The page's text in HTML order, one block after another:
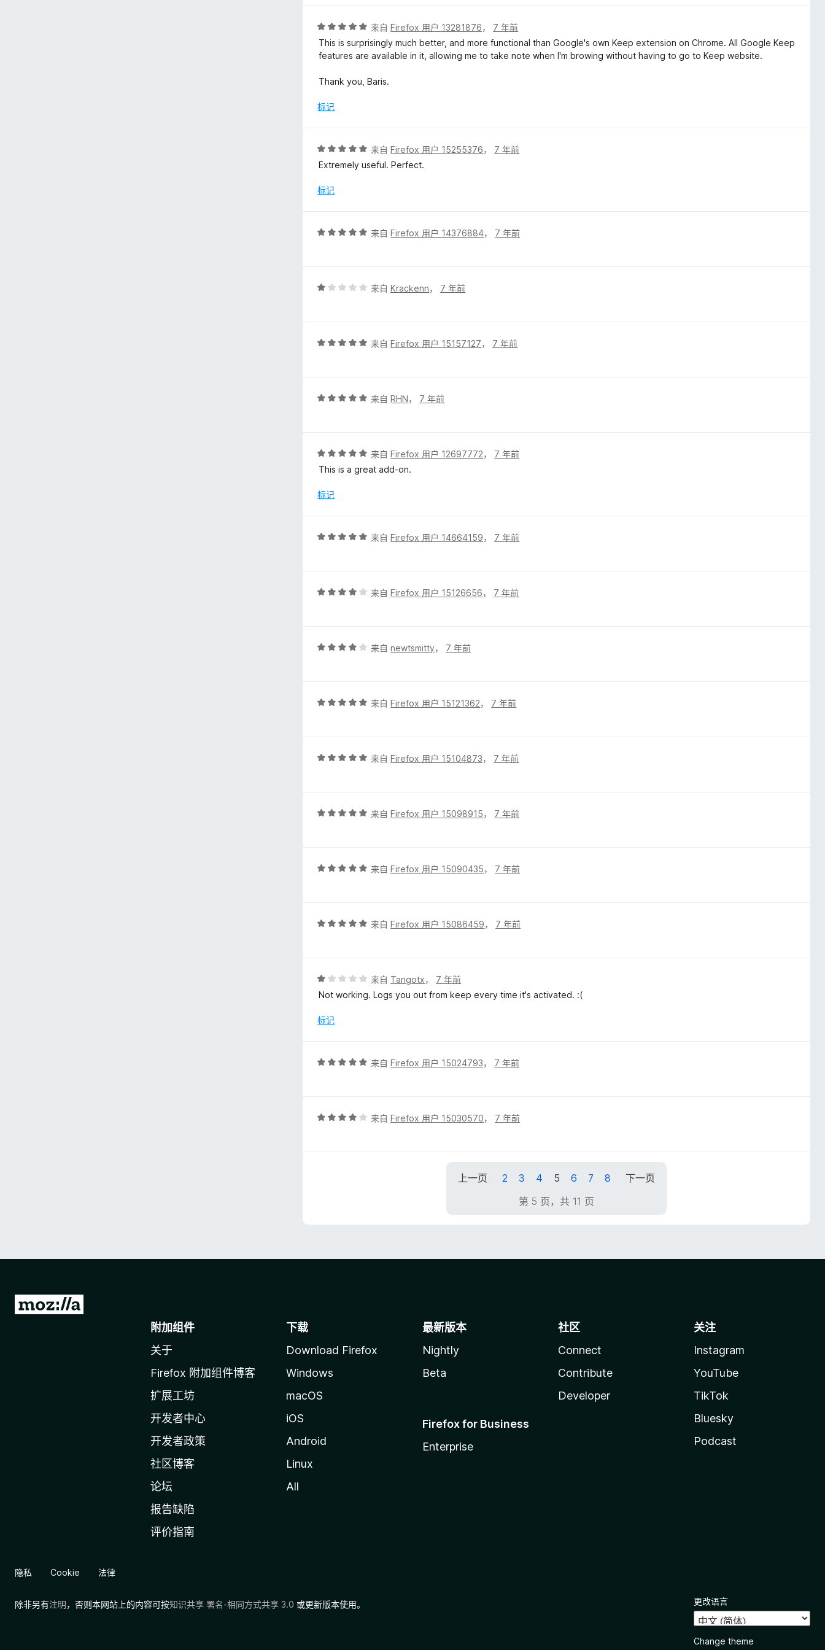
5
评
分
5
5
来自Firefox 用户 13281876， 7 年前
This is surprisingly much better, and more functional than Google's own Keep extension on Chrome. All Google Keep
features are available in it, allowing me to take note when I'm browing without having to go to Keep website.
Thank you, Baris.
标记
评
分
/
来自Firefox 用户 15255376， 7 年前
Extremely useful. Perfect.
标记
评
5
来自Firefox 用户 14376884， 7 年前
评
5
来自Krackenn， 7 年前
评
5
来自Firefox 用户 15157127， 7 年前
评
5
来自RHN， 7 年前
评
分
/
来自Firefox 用户 12697772， 7 年前
This is a great add-on.
标记
评
5
来自Firefox 用户 14664159， 7 年前
评
5
来自Firefox 用户 15126656， 7 年前
评
5
来自newtsmitty， 7 年前
评
5
来自Firefox 用户 15121362， 7 年前
评
5
来自Firefox 用户 15104873， 7 年前
评
5
来自Firefox 用户 15098915， 7 年前
评
5
来自Firefox 用户 15090435， 7 年前
评
5
来自Firefox 用户 15086459， 7 年前
评
分
/
来自 Tangotx， 7 年前
Not working. Logs you out from keep every time it's activated. :(
标记
评
5
来自Firefox 用户 15024793， 7 年前
评
来自Firefox 用户 15030570， 7 年前
上一页 2 3 4 5 6 7 8
下一页
第 5 页，共 11 页
转
附加组件
关于
Firefox 附加组件博客
扩展工坊
开发者中心
开发者政策
社区博客
论坛
报告缺陷
评价指南
下载
Download Firefox
Windows
macOS
iOS
Android
Linux
All
最新版本
Nightly
Beta
Firefox for Business
Enterprise
社区
Connect
Contribute
Developer
关注
Instagram
YouTube
TikTok
Bluesky
Podcast
隐私 Cookie 法律
除非另有注明，否则本网站上的内容可按知识共享 署名-相同方式共享 3.0 或更新版本使用。 更改语言
Change theme